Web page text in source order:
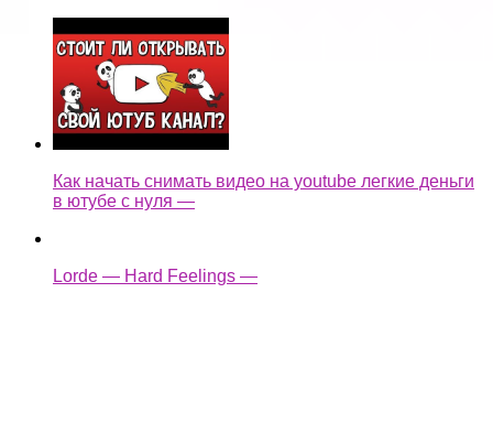
Как начать снимать видео на youtube легкие деньги
в ютубе с нуля —
Lorde — Hard Feelings —